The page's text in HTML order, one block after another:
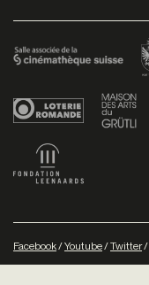
Facebook/Youtube/Twitter/